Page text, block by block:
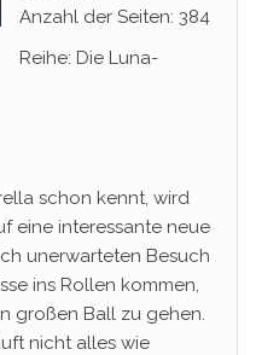
Anzahl der Seiten: 384
Reihe: Die Luna-
schon kennt, wird
eine interessante neue
unerwarteten Besuch
ins Rollen kommen,
großen Ball zu gehen.
nicht alles wie